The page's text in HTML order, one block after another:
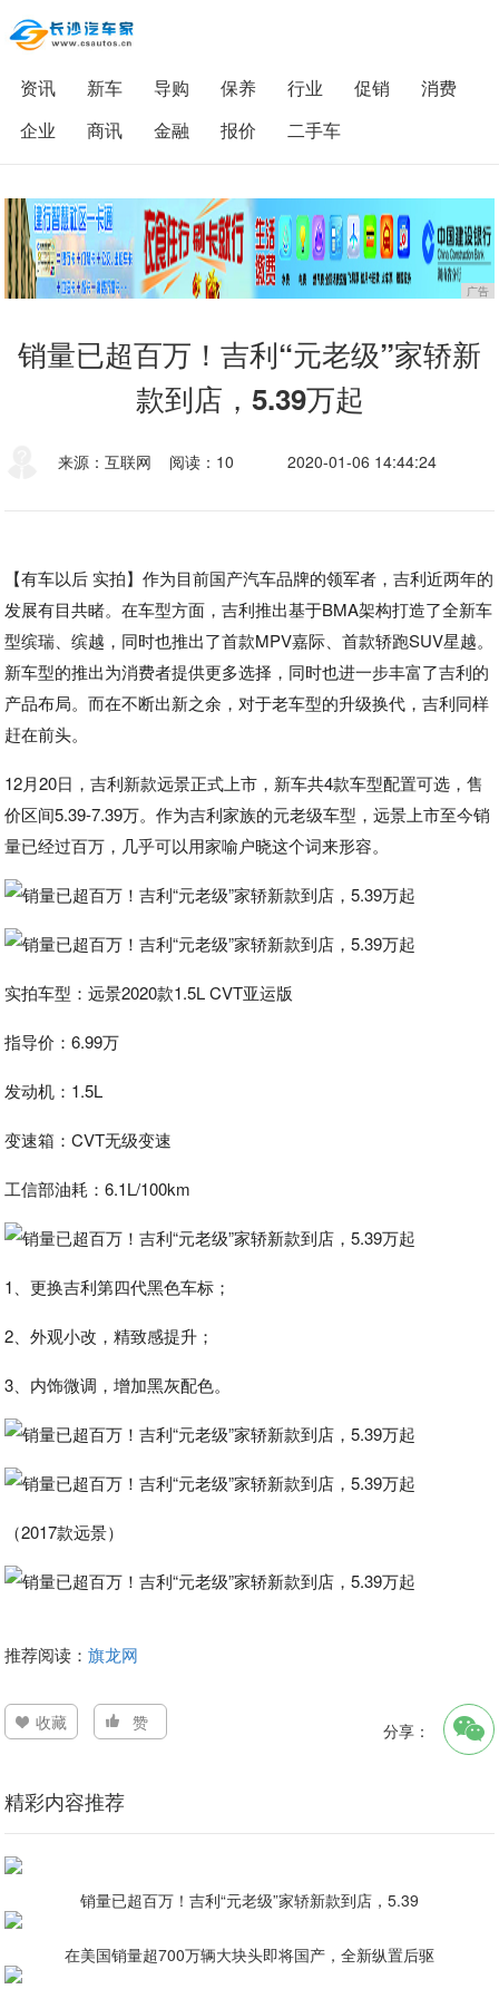
资讯 新车 导购 保养 行业 促销
消费
企业
商讯 金融 报价 二手车
广告
销量已超百万！吉利“元老级”家轿新
款到店，5.39万起
来源：互联网 阅读：10 2020-01-06 14:44:24
【有车以后 实拍】作为目前国产汽车品牌的领军者，吉利近两年的
发展有目共睹。在车型方面，吉利推出基于BMA架构打造了全新车
型缤瑞、缤越，同时也推出了首款MPV嘉际、首款轿跑SUV星越。
新车型的推出为消费者提供更多选择，同时也进一步丰富了吉利的
产品布局。而在不断出新之余，对于老车型的升级换代，吉利同样
赶在前头。
12月20日，吉利新款远景正式上市，新车共4款车型配置可选，售
价区间5.39-7.39万。作为吉利家族的元老级车型，远景上市至今销
量已经过百万，几乎可以用家喻户晓这个词来形容。
实拍车型：远景2020款1.5L CVT亚运版
指导价：6.99万
发动机：1.5L
变速箱：CVT无级变速
工信部油耗：6.1L/100km
1、更换吉利第四代黑色车标；
2、外观小改，精致感提升；
3、内饰微调，增加黑灰配色。
（2017款远景）
推荐阅读：旗龙网
收藏 赞 分享：
精彩内容推荐
销量已超百万！吉利“元老级”家轿新款到店，5.39
在美国销量超700万辆大块头即将国产，全新纵置后驱